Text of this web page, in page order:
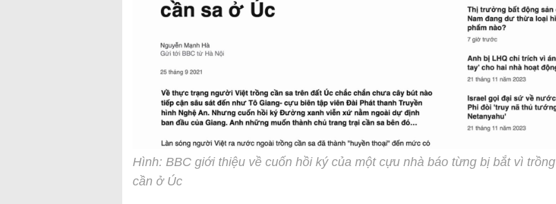
Hình: BBC giới thiệu về cuốn hồi ký của một cựu nhà báo từng bị bắt vì trồng
cần ở Úc